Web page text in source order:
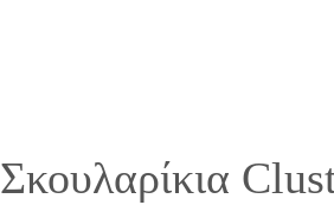
Σκουλαρίκια